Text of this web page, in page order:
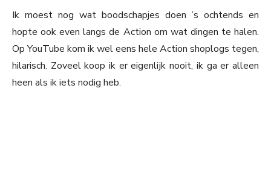
Ik moest nog wat boodschapjes doen ’s ochtends en
hopte ook even langs de Action om wat dingen te halen.
Op YouTube kom ik wel eens hele Action shoplogs tegen,
hilarisch. Zoveel koop ik er eigenlijk nooit, ik ga er alleen
heen als ik iets nodig heb.